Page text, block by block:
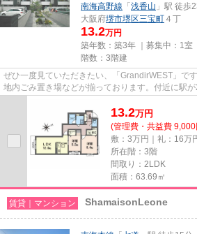
南海高野線 「 浅香山 」駅 徒歩
大阪府堺市堺区三宝町 ４丁
13.2万円
築年数：築3年 ｜募集中： 1室
階数：3階建
ぜひ一度見ていただきたい、「GrandirWEST」で
地内ごみ置き場などが揃っております。付近に駅
13.2万円
(管理費・共益費
敷：3万円｜礼：16万
所在階：3階
間取り：2LDK
面積：63.69㎡
賃貸｜マンション ShamaisonLeone